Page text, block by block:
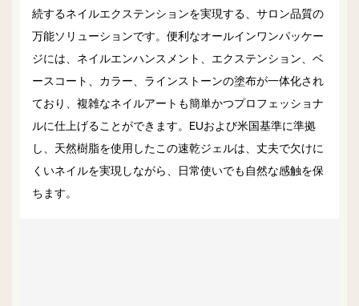
続するネイルエクステンションを実現する、サロン品質の
万能ソリューションです。便利なオールインワンパッケー
ジには、ネイルエンハンスメント、エクステンション、ベ
ースコート、カラー、ラインストーンの塗布が一体化され
ており、複雑なネイルアートも簡単かつプロフェッショナ
ルに仕上げることができます。EUおよび米国基準に準拠
し、天然樹脂を使用したこの速乾ジェルは、丈夫で欠けに
くいネイルを実現しながら、日常使いでも自然な感触を保
ちます。